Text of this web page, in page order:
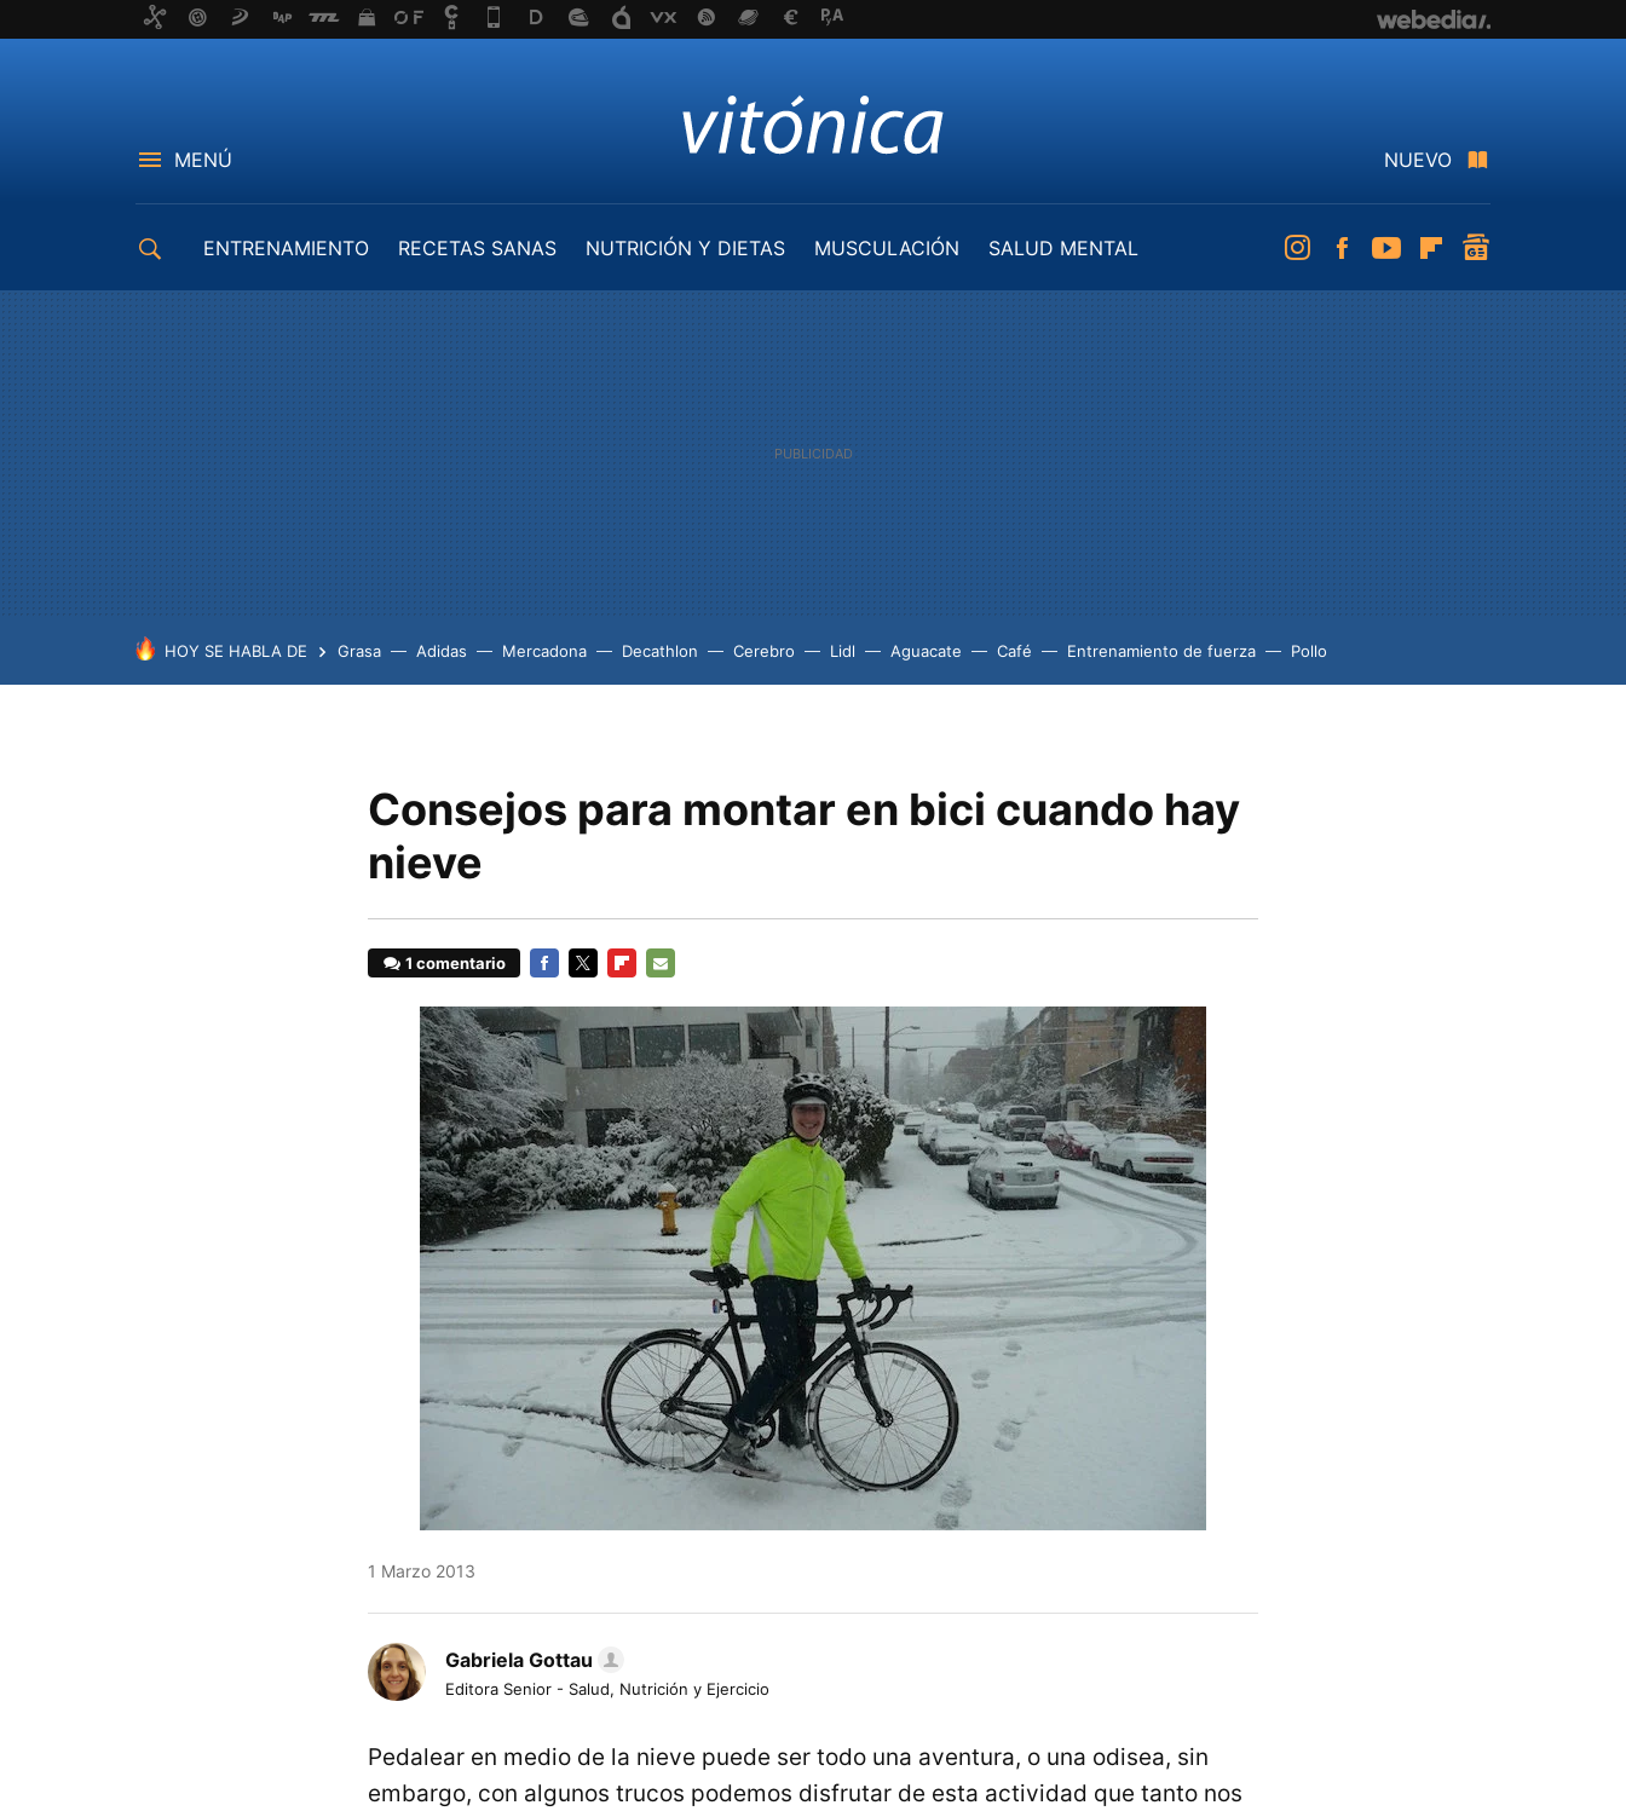
MENÚ NUEVO
ENTRENAMIENTO RECETAS SANAS NUTRICIÓN Y DIETAS MUSCULACIÓN
SALUD MENTAL
InstagramFacebookYoutubeFlipboard
HOY SE HABLA DE Grasa Adidas Mercadona Decathlon Cerebro Lidl Aguacate Café Entrenamiento de fuerza Pollo
Consejos para montar en bici cuando hay
nieve
1 comentario
MAIL
1 Marzo 2013
Gabriela Gottau
Editora Senior - Salud, Nutrición y Ejercicio
Pedalear en medio de la nieve puede ser todo una aventura, o una odisea, sin
embargo, con algunos trucos podemos disfrutar de esta actividad que tanto nos